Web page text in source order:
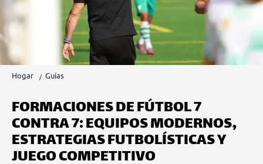
Hogar Guías
FORMACIONES DE FÚTBOL 7
CONTRA 7: EQUIPOS MODERNOS,
ESTRATEGIAS FUTBOLÍSTICAS Y
JUEGO COMPETITIVO